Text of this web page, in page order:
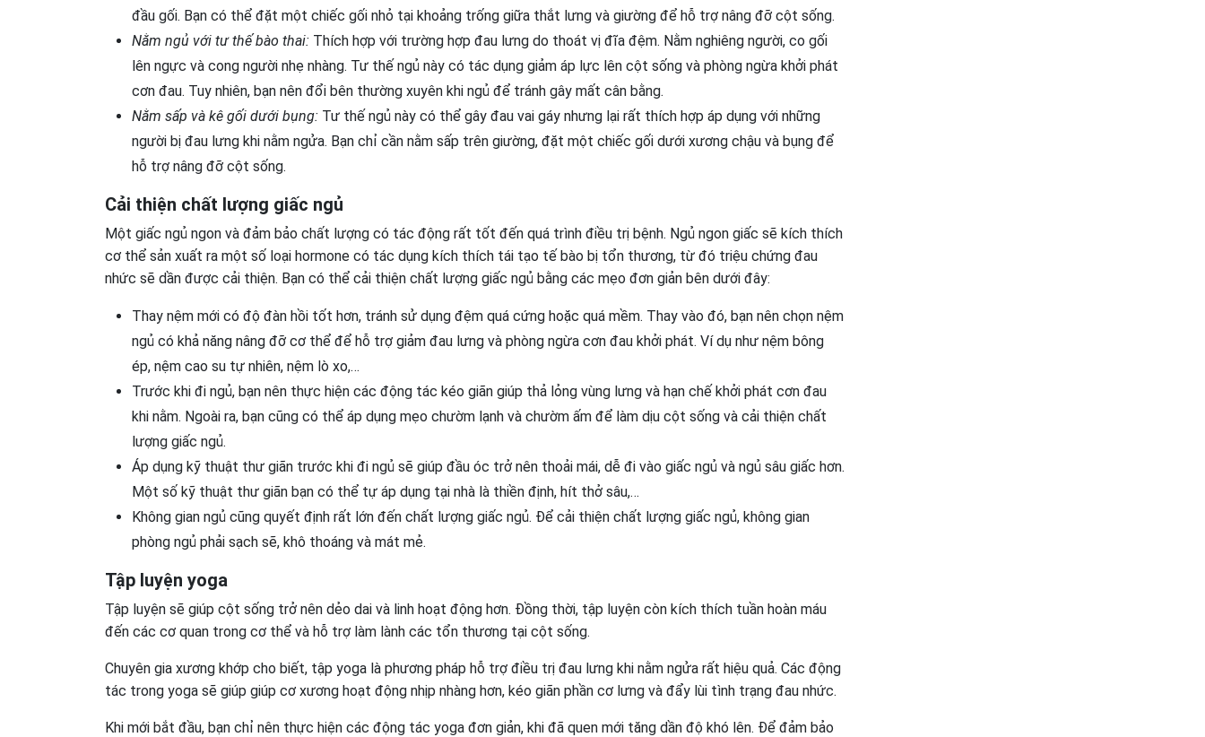
đầu gối. Bạn có thể đặt một chiếc gối nhỏ tại khoảng trống giữa thắt lưng và giường để hỗ trợ nâng đỡ cột sống.
Nằm ngủ với tư thế bào thai: Thích hợp với trường hợp đau lưng do thoát vị đĩa đệm. Nằm nghiêng người, co gối
lên ngực và cong người nhẹ nhàng. Tư thế ngủ này có tác dụng giảm áp lực lên cột sống và phòng ngừa khởi phát
cơn đau. Tuy nhiên, bạn nên đổi bên thường xuyên khi ngủ để tránh gây mất cân bằng.
Nằm sấp và kê gối dưới bụng: Tư thế ngủ này có thể gây đau vai gáy nhưng lại rất thích hợp áp dụng với những
người bị đau lưng khi nằm ngửa. Bạn chỉ cần nằm sấp trên giường, đặt một chiếc gối dưới xương chậu và bụng để
hỗ trợ nâng đỡ cột sống.
Cải thiện chất lượng giấc ngủ
Một giấc ngủ ngon và đảm bảo chất lượng có tác động rất tốt đến quá trình điều trị bệnh. Ngủ ngon giấc sẽ kích thích
cơ thể sản xuất ra một số loại hormone có tác dụng kích thích tái tạo tế bào bị tổn thương, từ đó triệu chứng đau
nhức sẽ dần được cải thiện. Bạn có thể cải thiện chất lượng giấc ngủ bằng các mẹo đơn giản bên dưới đây:
Thay nệm mới có độ đàn hồi tốt hơn, tránh sử dụng đệm quá cứng hoặc quá mềm. Thay vào đó, bạn nên chọn nệm
ngủ có khả năng nâng đỡ cơ thể để hỗ trợ giảm đau lưng và phòng ngừa cơn đau khởi phát. Ví dụ như nệm bông
ép, nệm cao su tự nhiên, nệm lò xo,…
Trước khi đi ngủ, bạn nên thực hiện các động tác kéo giãn giúp thả lỏng vùng lưng và hạn chế khởi phát cơn đau
khi nằm. Ngoài ra, bạn cũng có thể áp dụng mẹo chườm lạnh và chườm ấm để làm dịu cột sống và cải thiện chất
lượng giấc ngủ.
Áp dụng kỹ thuật thư giãn trước khi đi ngủ sẽ giúp đầu óc trở nên thoải mái, dễ đi vào giấc ngủ và ngủ sâu giấc hơn.
Một số kỹ thuật thư giãn bạn có thể tự áp dụng tại nhà là thiền định, hít thở sâu,…
Không gian ngủ cũng quyết định rất lớn đến chất lượng giấc ngủ. Để cải thiện chất lượng giấc ngủ, không gian
phòng ngủ phải sạch sẽ, khô thoáng và mát mẻ.
Tập luyện yoga
Tập luyện sẽ giúp cột sống trở nên dẻo dai và linh hoạt động hơn. Đồng thời, tập luyện còn kích thích tuần hoàn máu
đến các cơ quan trong cơ thể và hỗ trợ làm lành các tổn thương tại cột sống.
Chuyên gia xương khớp cho biết, tập yoga là phương pháp hỗ trợ điều trị đau lưng khi nằm ngửa rất hiệu quả. Các động
tác trong yoga sẽ giúp giúp cơ xương hoạt động nhịp nhàng hơn, kéo giãn phần cơ lưng và đẩy lùi tình trạng đau nhức.
Khi mới bắt đầu, bạn chỉ nên thực hiện các động tác yoga đơn giản, khi đã quen mới tăng dần độ khó lên. Để đảm bảo